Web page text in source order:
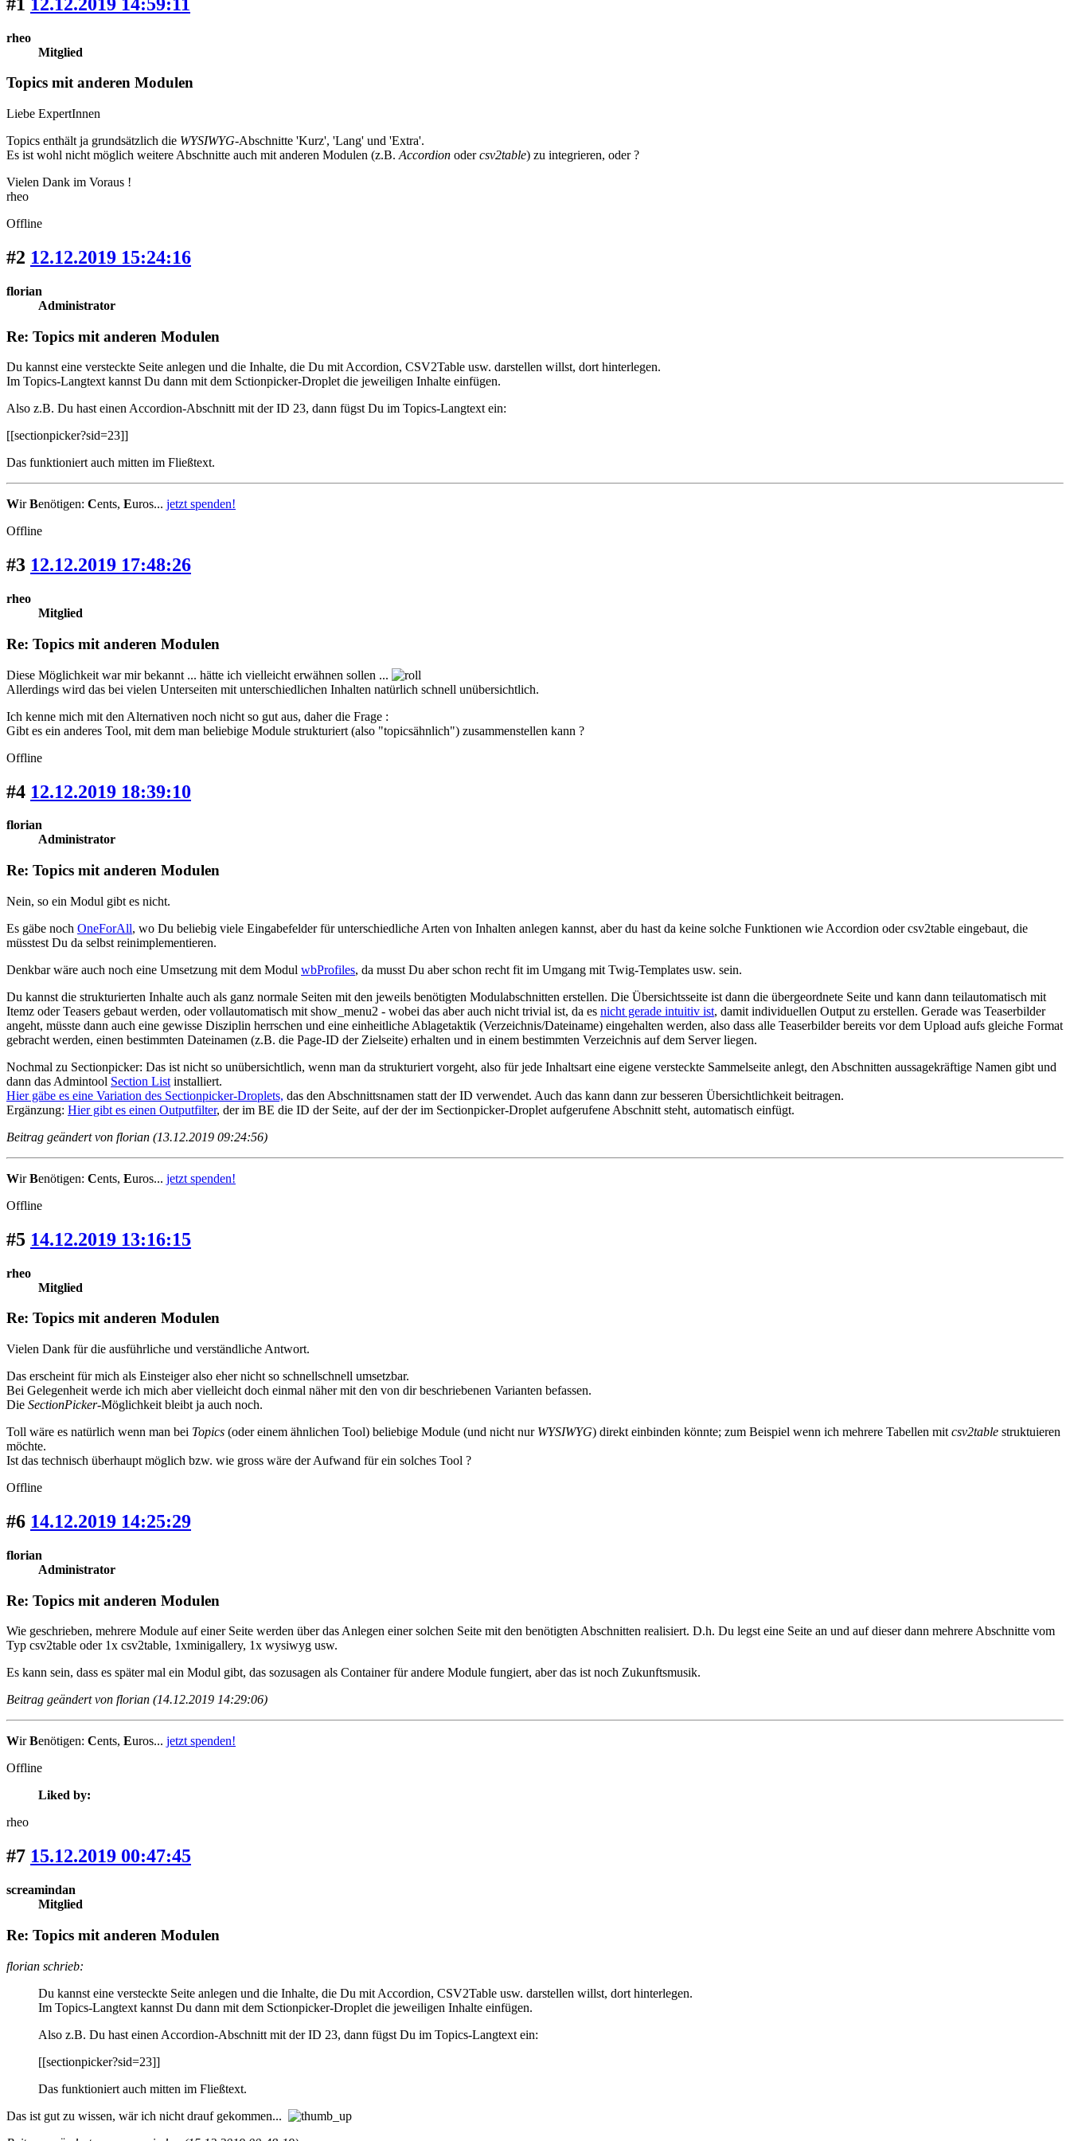
rheo
Mitglied
Topics mit anderen Modulen
Liebe ExpertInnen
Topics enthält ja grundsätzlich die WYSIWYG-Abschnitte 'Kurz', 'Lang' und 'Extra'.
Es ist wohl nicht möglich weitere Abschnitte auch mit anderen Modulen (z.B. Accordion odercsv2table) zu integrieren, oder ?
Vielen Dank im Voraus !
rheo
Offline
#2 12.12.2019 15:24:16
florian
Administrator
Re: Topics mit anderen Modulen
Du kannst eine versteckte Seite anlegen und die Inhalte, die Du mit Accordion, CSV2Table usw. darstellen willst, dort hinterlegen.
Im Topics-Langtext kannst Du dann mit dem Sctionpicker-Droplet die jeweiligen Inhalte einfügen.
Also z.B. Du hast einen Accordion-Abschnitt mit der ID 23, dann fügst Du im Topics-Langtext ein:
[[sectionpicker?sid=23]]
Das funktioniert auch mitten im Fließtext.
WirBenötigen: Cents, Euros... jetzt spenden!
Offline
#3 12.12.2019 17:48:26
rheo
Mitglied
Re: Topics mit anderen Modulen
Diese Möglichkeit war mir bekannt ... hätte ich vielleicht erwähnen sollen ...
Allerdings wird das bei vielen Unterseiten mit unterschiedlichen Inhalten natürlich schnell unübersichtlich.
Ich kenne mich mit den Alternativen noch nicht so gut aus, daher die Frage :
Gibt es ein anderes Tool, mit dem man beliebige Module strukturiert (also "topicsähnlich") zusammenstellen kann ?
Offline
#4 12.12.2019 18:39:10
florian
Administrator
Re: Topics mit anderen Modulen
Nein, so ein Modul gibt es nicht.
Es gäbe noch OneForAll, wo Du beliebig viele Eingabefelder für unterschiedliche Arten von Inhalten anlegen kannst, aber du hast da keine solche Funktionen wie Accordion oder csv2table eingebaut, die
müsstest Du da selbst reinimplementieren.
Denkbar wäre auch noch eine Umsetzung mit dem Modul wbProfiles, da musst Du aber schon recht fit im Umgang mit Twig-Templates usw. sein.
Du kannst die strukturierten Inhalte auch als ganz normale Seiten mit den jeweils benötigten Modulabschnitten erstellen. Die Übersichtsseite ist dann die übergeordnete Seite und kann dann teilautomatisch mit
Itemz oder Teasers gebaut werden, oder vollautomatisch mit show_menu2 - wobei das aber auch nicht trivial ist, da es nicht gerade intuitiv ist, damit individuellen Output zu erstellen. Gerade was Teaserbilder
angeht, müsste dann auch eine gewisse Disziplin herrschen und eine einheitliche Ablagetaktik (Verzeichnis/Dateiname) eingehalten werden, also dass alle Teaserbilder bereits vor dem Upload aufs gleiche Format
gebracht werden, einen bestimmten Dateinamen (z.B. die Page-ID der Zielseite) erhalten und in einem bestimmten Verzeichnis auf dem Server liegen.
Nochmal zu Sectionpicker: Das ist nicht so unübersichtlich, wenn man da strukturiert vorgeht, also für jede Inhaltsart eine eigene versteckte Sammelseite anlegt, den Abschnitten aussagekräftige Namen gibt und
dann das Admintool Section List installiert.
Hier gäbe es eine Variation des Sectionpicker-Droplets, das den Abschnittsnamen statt der ID verwendet. Auch das kann dann zur besseren Übersichtlichkeit beitragen.
Ergänzung: Hier gibt es einen Outputfilter, der im BE die ID der Seite, auf der der im Sectionpicker-Droplet aufgerufene Abschnitt steht, automatisch einfügt.
Beitrag geändert von florian (13.12.2019 09:24:56)
WirBenötigen: Cents, Euros... jetzt spenden!
Offline
#5 14.12.2019 13:16:15
rheo
Mitglied
Re: Topics mit anderen Modulen
Vielen Dank für die ausführliche und verständliche Antwort.
Das erscheint für mich als Einsteiger also eher nicht so schnellschnell umsetzbar.
Bei Gelegenheit werde ich mich aber vielleicht doch einmal näher mit den von dir beschriebenen Varianten befassen.
Die SectionPicker-Möglichkeit bleibt ja auch noch.
Toll wäre es natürlich wenn man bei Topics (oder einem ähnlichen Tool) beliebige Module (und nicht nur WYSIWYG) direkt einbinden könnte; zum Beispiel wenn ich mehrere Tabellen mit csv2table struktuieren
möchte.
Ist das technisch überhaupt möglich bzw. wie gross wäre der Aufwand für ein solches Tool ?
Offline
#6 14.12.2019 14:25:29
florian
Administrator
Re: Topics mit anderen Modulen
Wie geschrieben, mehrere Module auf einer Seite werden über das Anlegen einer solchen Seite mit den benötigten Abschnitten realisiert. D.h. Du legst eine Seite an und auf dieser dann mehrere Abschnitte vom
Typ csv2table oder 1x csv2table, 1xminigallery, 1x wysiwyg usw.
Es kann sein, dass es später mal ein Modul gibt, das sozusagen als Container für andere Module fungiert, aber das ist noch Zukunftsmusik.
Beitrag geändert von florian (14.12.2019 14:29:06)
WirBenötigen: Cents, Euros... jetzt spenden!
Offline
Liked by:
rheo
#7 15.12.2019 00:47:45
screamindan
Mitglied
Re: Topics mit anderen Modulen
florian schrieb:
Du kannst eine versteckte Seite anlegen und die Inhalte, die Du mit Accordion, CSV2Table usw. darstellen willst, dort hinterlegen.
Im Topics-Langtext kannst Du dann mit dem Sctionpicker-Droplet die jeweiligen Inhalte einfügen.
Also z.B. Du hast einen Accordion-Abschnitt mit der ID 23, dann fügst Du im Topics-Langtext ein:
[[sectionpicker?sid=23]]
Das funktioniert auch mitten im Fließtext.
Das ist gut zu wissen, wär ich nicht drauf gekommen...